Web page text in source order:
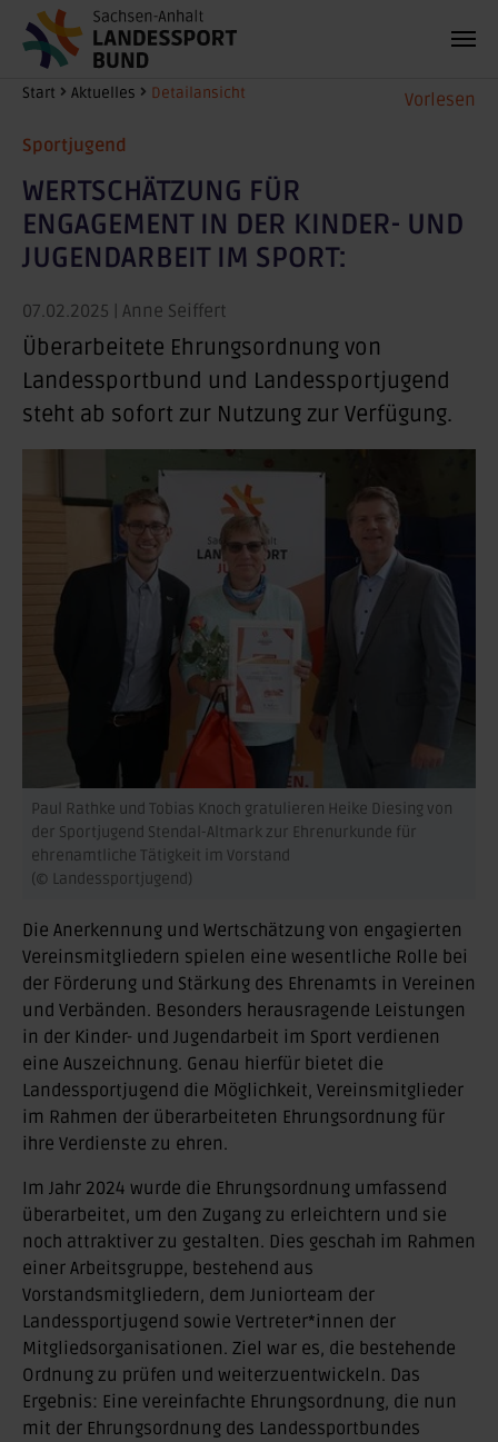
Zum Hauptinhalt springen Vorlesen
Sie sind hier:
Start Aktuelles Detailansicht
Sportjugend
WERTSCHÄTZUNG FÜR
ENGAGEMENT IN DER KINDER- UND
JUGENDARBEIT IM SPORT:
07.02.2025 | Anne Seiffert
Überarbeitete Ehrungsordnung von
Landessportbund und Landessportjugend
steht ab sofort zur Nutzung zur Verfügung.
Paul Rathke und Tobias Knoch gratulieren Heike Diesing von
der Sportjugend Stendal-Altmark zur Ehrenurkunde für
ehrenamtliche Tätigkeit im Vorstand
(© Landessportjugend)
Die Anerkennung und Wertschätzung von engagierten
Vereinsmitgliedern spielen eine wesentliche Rolle bei
der Förderung und Stärkung des Ehrenamts in Vereinen
und Verbänden. Besonders herausragende Leistungen
in der Kinder- und Jugendarbeit im Sport verdienen
eine Auszeichnung. Genau hierfür bietet die
Landessportjugend die Möglichkeit, Vereinsmitglieder
im Rahmen der überarbeiteten Ehrungsordnung für
ihre Verdienste zu ehren.
Im Jahr 2024 wurde die Ehrungsordnung umfassend
überarbeitet, um den Zugang zu erleichtern und sie
noch attraktiver zu gestalten. Dies geschah im Rahmen
einer Arbeitsgruppe, bestehend aus
Vorstandsmitgliedern, dem Juniorteam der
Landessportjugend sowie Vertreter*innen der
Mitgliedsorganisationen. Ziel war es, die bestehende
Ordnung zu prüfen und weiterzuentwickeln. Das
Ergebnis: Eine vereinfachte Ehrungsordnung, die nun
mit der Ehrungsordnung des Landessportbundes